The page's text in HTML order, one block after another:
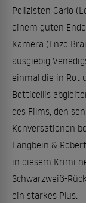
Polizisten Carlo
einem guten
Kamera (Enzo
ausgiebig
einmal die in Rot
Botticellis
des Films, den
Konversationen
Langbein &
in diesem Krimi
Schwarzweiß-
ein starkes Plus.